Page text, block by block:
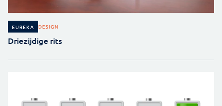
EUREKA DESIGN
Driezijdige rits